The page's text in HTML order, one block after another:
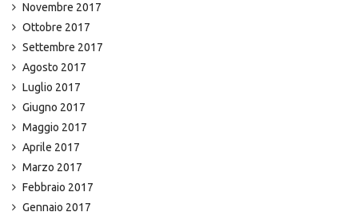
Novembre 2017
Ottobre 2017
Settembre 2017
Agosto 2017
Luglio 2017
Giugno 2017
Maggio 2017
Aprile 2017
Marzo 2017
Febbraio 2017
Gennaio 2017